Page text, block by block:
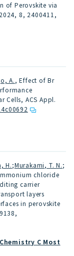
of Perovskite via
8, 2400411 ,
A., Effect of Br
Cells, ACS Appl.
H.;Murakami, T. N.;
chloride
carrier
layers
in perovskite
,
C Most